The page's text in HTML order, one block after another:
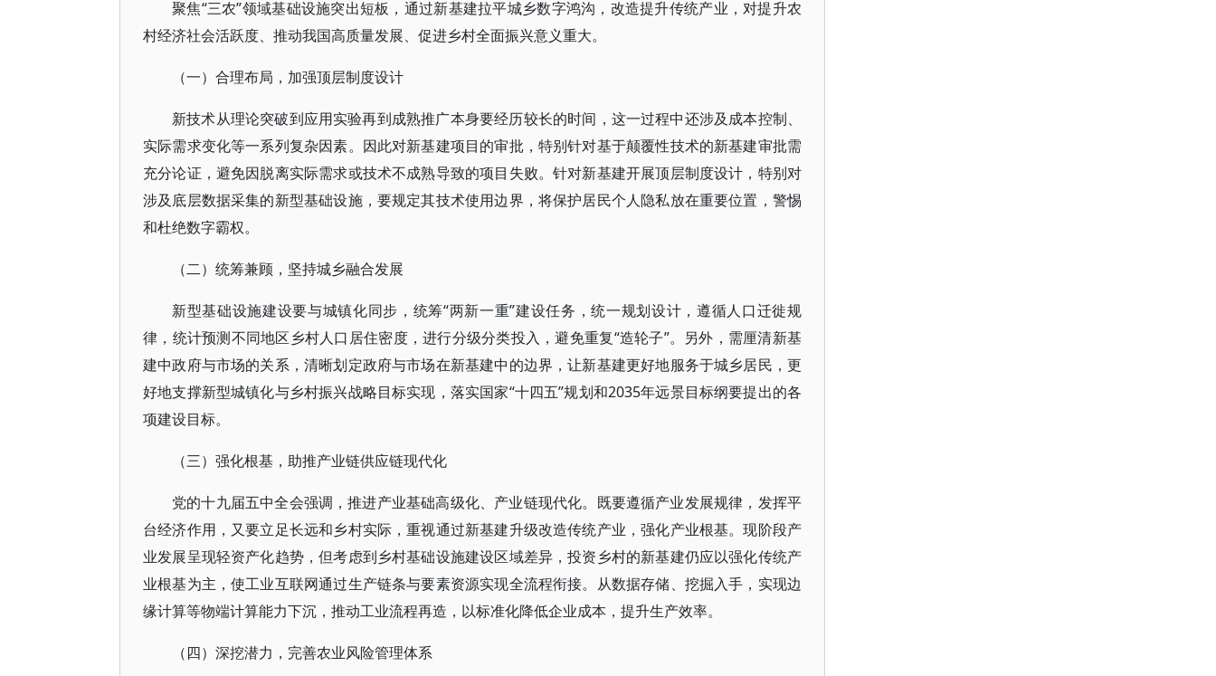
聚焦“三农”领域基础设施突出短板，通过新基建拉平城乡数字鸿沟，改造提升传统产业，对提升农
村经济社会活跃度、推动我国高质量发展、促进乡村全面振兴意义重大。
（一）合理布局，加强顶层制度设计
新技术从理论突破到应用实验再到成熟推广本身要经历较长的时间，这一过程中还涉及成本控制、
实际需求变化等一系列复杂因素。因此对新基建项目的审批，特别针对基于颠覆性技术的新基建审批需
充分论证，避免因脱离实际需求或技术不成熟导致的项目失败。针对新基建开展顶层制度设计，特别对
涉及底层数据采集的新型基础设施，要规定其技术使用边界，将保护居民个人隐私放在重要位置，警惕
和杜绝数字霸权。
（二）统筹兼顾，坚持城乡融合发展
新型基础设施建设要与城镇化同步，统筹“两新一重”建设任务，统一规划设计，遵循人口迁徙规
律，统计预测不同地区乡村人口居住密度，进行分级分类投入，避免重复“造轮子”。另外，需厘清新基
建中政府与市场的关系，清晰划定政府与市场在新基建中的边界，让新基建更好地服务于城乡居民，更
好地支撑新型城镇化与乡村振兴战略目标实现，落实国家“十四五”规划和2035年远景目标纲要提出的各
项建设目标。
（三）强化根基，助推产业链供应链现代化
党的十九届五中全会强调，推进产业基础高级化、产业链现代化。既要遵循产业发展规律，发挥平
台经济作用，又要立足长远和乡村实际，重视通过新基建升级改造传统产业，强化产业根基。现阶段产
业发展呈现轻资产化趋势，但考虑到乡村基础设施建设区域差异，投资乡村的新基建仍应以强化传统产
业根基为主，使工业互联网通过生产链条与要素资源实现全流程衔接。从数据存储、挖掘入手，实现边
缘计算等物端计算能力下沉，推动工业流程再造，以标准化降低企业成本，提升生产效率。
（四）深挖潜力，完善农业风险管理体系